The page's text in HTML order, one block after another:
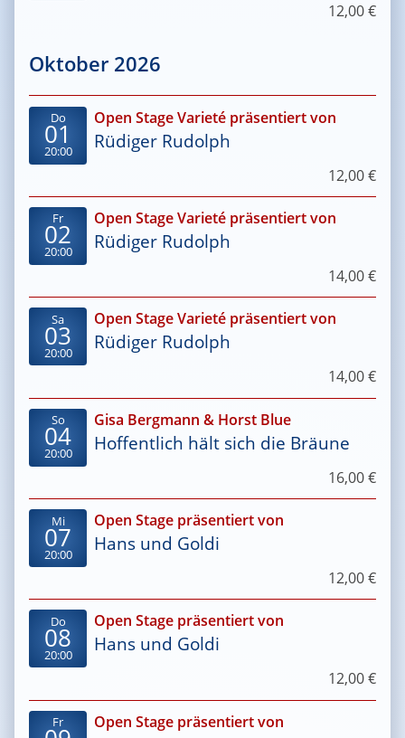
12,00 €
Oktober 2026
Do
01
20:00
Open Stage Varieté präsentiert von
Rüdiger Rudolph
12,00 €
Fr
02
20:00
Open Stage Varieté präsentiert von
Rüdiger Rudolph
14,00 €
Sa
03
20:00
Open Stage Varieté präsentiert von
Rüdiger Rudolph
14,00 €
So
04
20:00
Gisa Bergmann & Horst Blue
Hoffentlich hält sich die Bräune
16,00 €
Mi
07
20:00
Open Stage präsentiert von
Hans und Goldi
12,00 €
Do
08
20:00
Open Stage präsentiert von
Hans und Goldi
12,00 €
Fr Open Stage präsentiert von